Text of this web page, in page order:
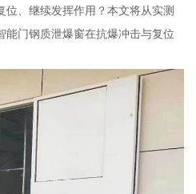
、继续发挥作用？本文将从实测
能门钢质泄爆窗在抗爆冲击与复位